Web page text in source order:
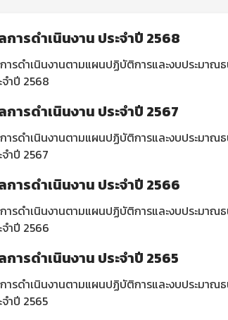
ารดำเนินงาน ประจำปี 2568
ารดำเนินงานตามแผนปฏิบัติการและงบประมา
จำปี 2568
ารดำเนินงาน ประจำปี 2567
ารดำเนินงานตามแผนปฏิบัติการและงบประมา
จำปี 2567
ารดำเนินงาน ประจำปี 2566
ารดำเนินงานตามแผนปฏิบัติการและงบประมา
จำปี 2566
ารดำเนินงาน ประจำปี 2565
ารดำเนินงานตามแผนปฏิบัติการและงบประมา
จำปี 2565